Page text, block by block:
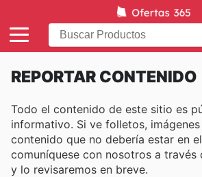
REPORTAR CONTENIDO
Todo el contenido de este sitio es
informativo. Si ve folletos,
contenido que no debería estar en
comuníquese con nosotros a través
y lo revisaremos en breve.